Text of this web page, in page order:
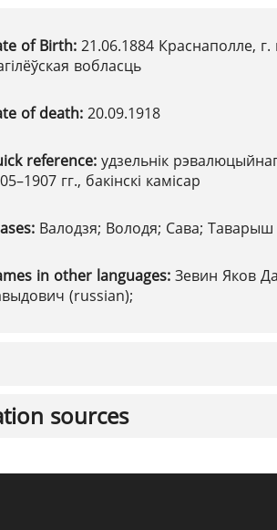
of Birth: 21.06.1884 Краснаполле,
вобласць
of death: 20.09.1918
reference: удзельнік
гг., бакінскі камісар
Валодзя; Володя; Сава;
in other languages: Зевин Яков
(russian);
sources